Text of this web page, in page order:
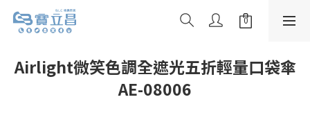
Airlight微笑色調全遮光五折輕量口袋傘
AE-08006